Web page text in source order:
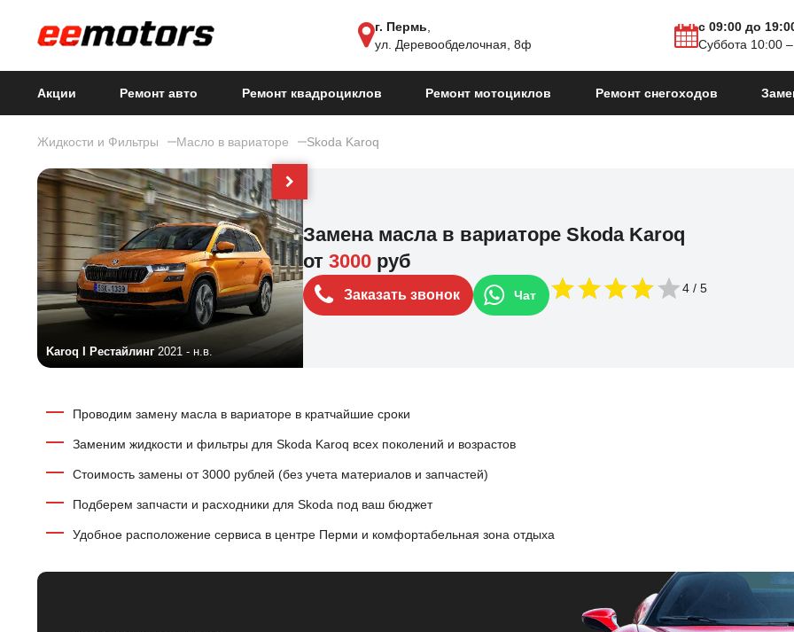
г. Пермь
ул. Деревообделочная, 8ф
с 09:00 до
Суббота 10:00
Акции Ремонт авто Ремонт квадроциклов Ремонт мотоциклов Ремонт снегоходов
Жидкости и Фильтры Масло в вариаторе Skoda Karoq
Karoq I Рестайлинг 2021 - н.в.
Замена масла в вариаторе Skoda Karoq
от 3000 руб
Заказать звонок Чат 4
Проводим замену масла в вариаторе в кратчайшие сроки
Заменим жидкости и фильтры для Skoda Karoq всех поколений и возрастов
Стоимость замены от 3000 рублей (без учета материалов и запчастей)
Подберем запчасти и расходники для Skoda под ваш бюджет
Удобное расположение сервиса в центре Перми и комфортабельная зона отдыха